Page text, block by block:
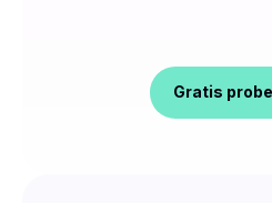
Gratis